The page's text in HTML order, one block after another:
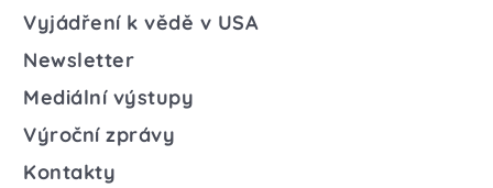
Vyjádření k vědě v USA
Newsletter
Mediální výstupy
Výroční zprávy
Kontakty